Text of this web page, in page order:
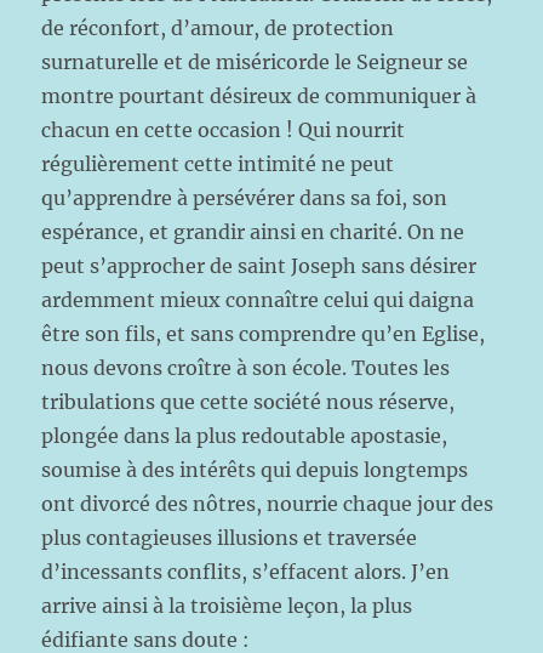
de réconfort, d’amour, de protection
surnaturelle et de miséricorde le Seigneur se
montre pourtant désireux de communiquer à
chacun en cette occasion ! Qui nourrit
régulièrement cette intimité ne peut
qu’apprendre à persévérer dans sa foi, son
espérance, et grandir ainsi en charité. On ne
peut s’approcher de saint Joseph sans désirer
ardemment mieux connaître celui qui daigna
être son fils, et sans comprendre qu’en Eglise,
nous devons croître à son école. Toutes les
tribulations que cette société nous réserve,
plongée dans la plus redoutable apostasie,
soumise à des intérêts qui depuis longtemps
ont divorcé des nôtres, nourrie chaque jour des
plus contagieuses illusions et traversée
d’incessants conflits, s’effacent alors. J’en
arrive ainsi à la troisième leçon, la plus
édifiante sans doute :